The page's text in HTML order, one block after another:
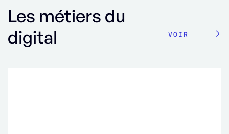
Les métiers du
digital
VOIR